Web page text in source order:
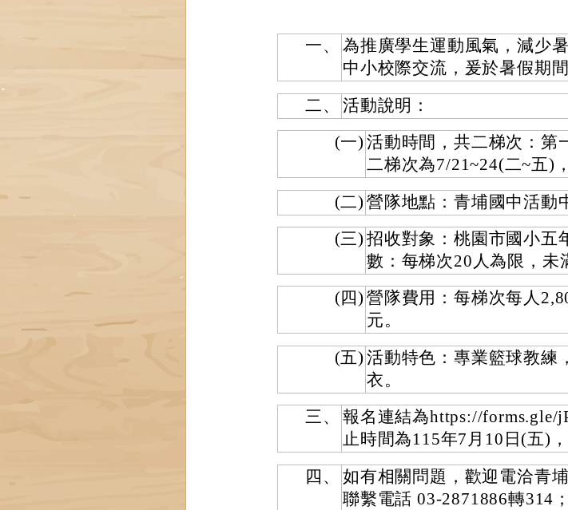
一、
為推廣學生運動風氣，減少
中小校際交流，爰於暑假期
二、
活動說明：
(一) 活動時間，共二梯次：第
二梯次為7/21~24(二~五)
(二) 營隊地點：青埔國中活動
(三) 招收對象：桃園市國小五
數：每梯次20人為限，未
(四) 營隊費用：每梯次每人
元。
(五) 活動特色：專業籃球教練
衣。
三、
報名連結為https://forms.gle/
止時間為115年7月10日(五)
四、
如有相關問題，歡迎電洽青
聯繫電話 03-2871886轉314